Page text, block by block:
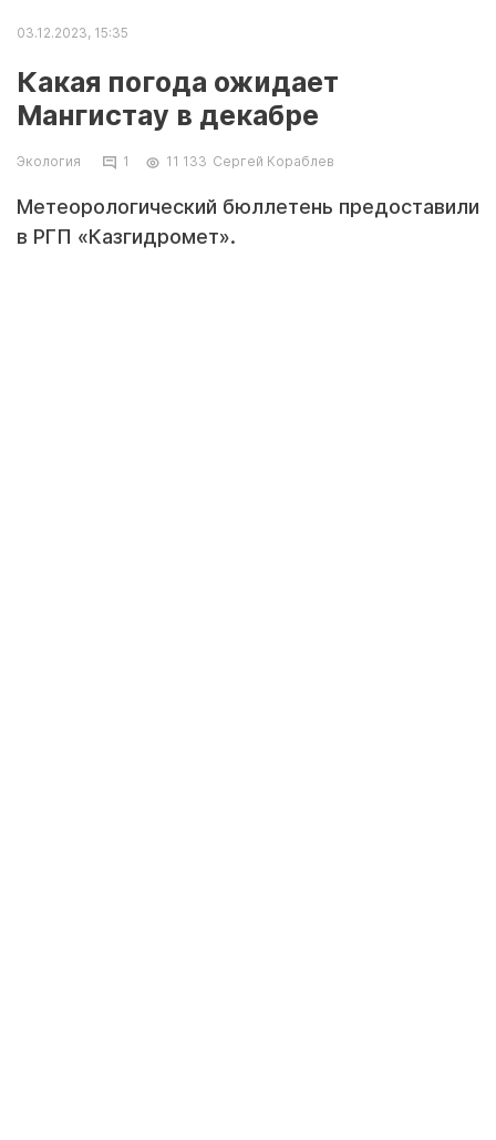
03.12.2023, 15:35
Какая погода ожидает
Мангистау в декабре
Экология 1 11 133 Сергей Кораблев
Метеорологический бюллетень предоставили
в РГП «Казгидромет».